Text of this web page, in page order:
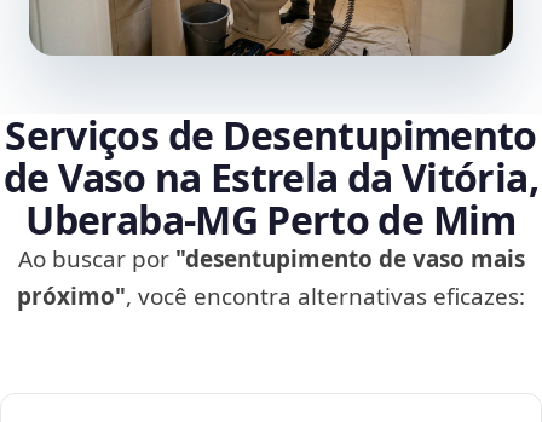
Serviços de Desentupimento
de Vaso na Estrela da Vitória,
Uberaba‑MG Perto de Mim
Ao buscar por "desentupimento de vaso mais
próximo", você encontra alternativas eficazes: